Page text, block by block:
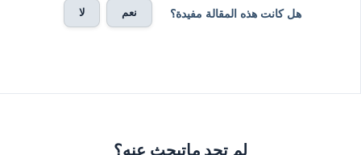
هل كانت هذه المقالة مفيدة؟ نعم لا
لم تجد ماتبحث عنه؟